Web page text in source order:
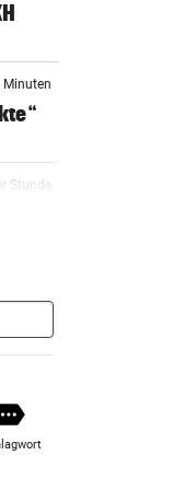
Minuten
Stunde